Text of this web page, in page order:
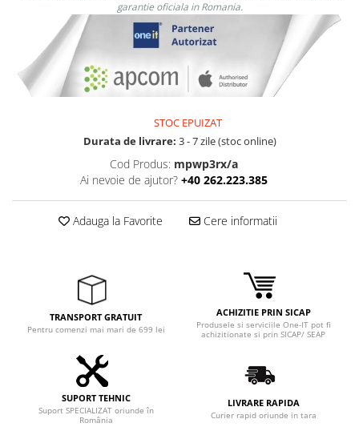
garantie oficiala in Romania.
STOC EPUIZAT
Durata de livrare: 3 - 7 zile (stoc online)
Cod Produs: mpwp3rx/a
Ai nevoie de ajutor? +40 262.223.385
Adauga la Favorite Cere informatii
TRANSPORT GRATUIT
Pentru comenzi mai mari de 699 lei
ACHIZITIE PRIN SICAP
Produsele si serviciile One-IT pot fi
achizitionate si prin SICAP/ SEAP
SUPORT TEHNIC
Suport SPECIALIZAT oriunde în
România
LIVRARE RAPIDA
Curier rapid oriunde in tara